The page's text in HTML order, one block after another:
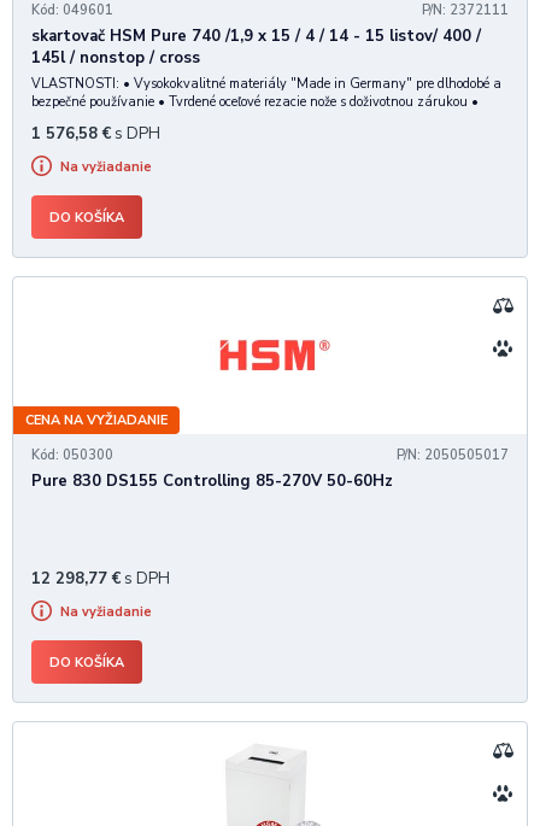
Kód: 049601 P/N: 2372111
skartovač HSM Pure 740 /1,9 x 15 / 4 / 14 - 15 listov/ 400 /
145l / nonstop / cross
VLASTNOSTI: • Vysokokvalitné materiály "Made in Germany" pre dlhodobé a
bezpečné používanie • Tvrdené oceľové rezacie nože s doživotnou zárukou •
spotreba elektrickej energie v
1 576,58 € s DPH
Na vyžiadanie
DO KOŠÍKA
CENA NA VYŽIADANIE
Kód: 050300
P/N: 2050505017
Pure 830 DS155 Controlling 85-270V 50-60Hz
12 298,77 € s DPH
Na vyžiadanie
DO KOŠÍKA